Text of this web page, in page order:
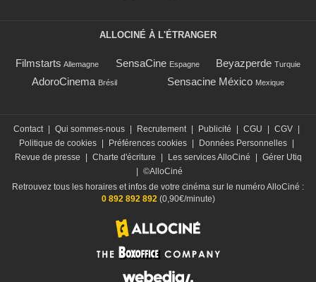
ALLOCINÉ À L'ÉTRANGER
Filmstarts Allemagne SensaCine Espagne Beyazperde Turquie
AdoroCinema Brésil Sensacine México Mexique
Contact Qui sommes-nous Recrutement Publicité CGU CGV
Politique de cookies
Préférences cookies Données Personnelles
Revue de presse
Charte d'écriture Les services AlloCiné
Gérer Utiq
©AlloCiné
Retrouvez tous les horaires et infos de votre cinéma sur le numéro AlloCiné :
0 892 892 892(0,90€/minute)